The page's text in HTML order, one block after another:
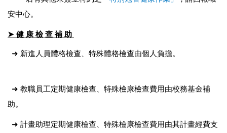
安中心。
➤ 健 康 檢 查 補 助
➜ 新進人員體格檢查、特殊體格檢查由個人負擔。
➜ 教職員工定期健康檢查、特殊檢康檢查費用由校務基金補
助。
➜ 計畫助理定期健康檢查、特殊檢康檢查費用由其計畫經費支